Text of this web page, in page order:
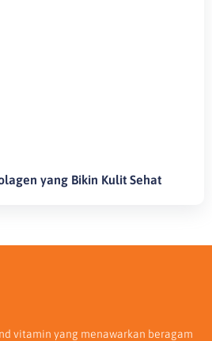
yang Bikin Kulit Sehat
vitamin yang menawarkan beragam